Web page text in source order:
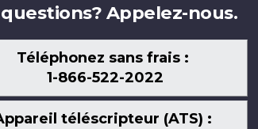
questions? Appelez-nous.
Téléphonez sans frais :
1-866-522-2022
téléscripteur (ATS) :